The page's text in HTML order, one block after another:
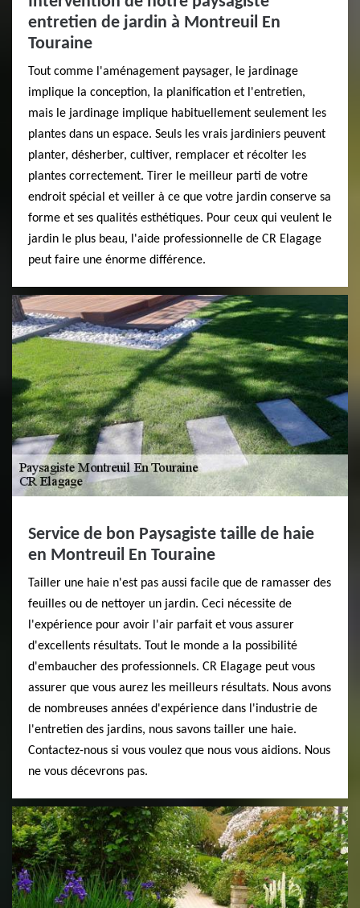
entretien de jardin à Montreuil En
Touraine
Tout comme l'aménagement paysager, le jardinage
implique la conception, la planification et l'entretien,
mais le jardinage implique habituellement seulement les
plantes dans un espace. Seuls les vrais jardiniers peuvent
planter, désherber, cultiver, remplacer et récolter les
plantes correctement. Tirer le meilleur parti de votre
endroit spécial et veiller à ce que votre jardin conserve sa
forme et ses qualités esthétiques. Pour ceux qui veulent le
jardin le plus beau, l'aide professionnelle de CR Elagage
peut faire une énorme différence.
Service de bon Paysagiste taille de haie
en Montreuil En Touraine
Tailler une haie n'est pas aussi facile que de ramasser des
feuilles ou de nettoyer un jardin. Ceci nécessite de
l'expérience pour avoir l'air parfait et vous assurer
d'excellents résultats. Tout le monde a la possibilité
d'embaucher des professionnels. CR Elagage peut vous
assurer que vous aurez les meilleurs résultats. Nous avons
de nombreuses années d'expérience dans l'industrie de
l'entretien des jardins, nous savons tailler une haie.
Contactez-nous si vous voulez que nous vous aidions. Nous
ne vous décevrons pas.